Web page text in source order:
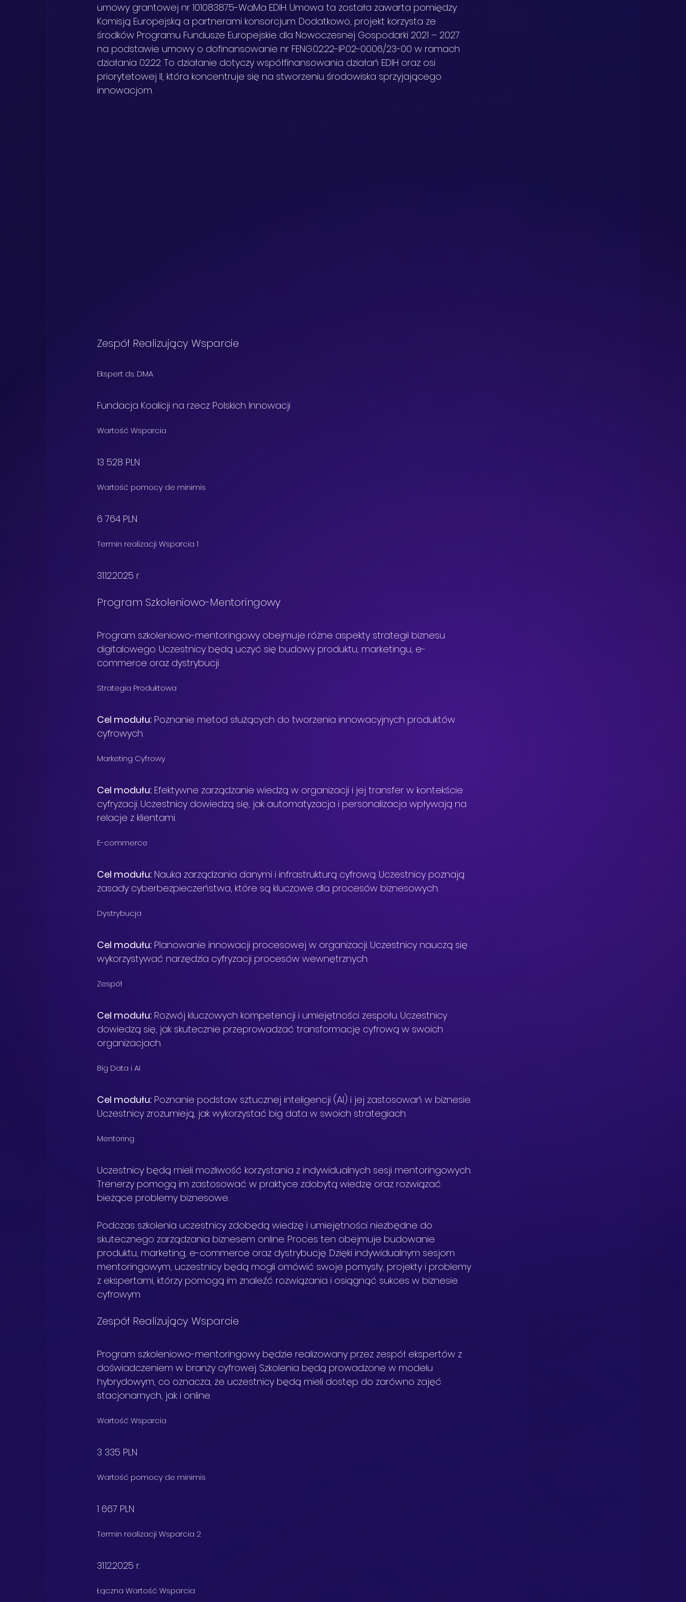
umowy grantowej nr 101083875-WaMa EDIH. Umowa ta została zawarta pomiędzy
Komisją Europejską a partnerami konsorcjum. Dodatkowo, projekt korzysta ze
środków Programu Fundusze Europejskie dla Nowoczesnej Gospodarki 2021 – 2027
na podstawie umowy o dofinansowanie nr FENG.02.22-IP.02-0006/23-00 w ramach
działania 02.22. To działanie dotyczy współfinansowania działań EDIH oraz osi
priorytetowej II, która koncentruje się na stworzeniu środowiska sprzyjającego
innowacjom.
Zespół Realizujący Wsparcie
Ekspert ds. DMA
Fundacja Koalicji na rzecz Polskich Innowacji
Wartość Wsparcia
13 528 PLN
Wartość pomocy de minimis
6 764 PLN
Termin realizacji Wsparcia 1
31.12.2025 r.
Program Szkoleniowo-Mentoringowy
Program szkoleniowo-mentoringowy obejmuje różne aspekty strategii biznesu
digitalowego. Uczestnicy będą uczyć się budowy produktu, marketingu, e-
commerce oraz dystrybucji.
Strategia Produktowa
Cel modułu: Poznanie metod służących do tworzenia innowacyjnych produktów
cyfrowych.
Marketing Cyfrowy
Cel modułu: Efektywne zarządzanie wiedzą w organizacji i jej transfer w kontekście
cyfryzacji. Uczestnicy dowiedzą się, jak automatyzacja i personalizacja wpływają na
relacje z klientami.
E-commerce
Cel modułu: Nauka zarządzania danymi i infrastrukturą cyfrową. Uczestnicy poznają
zasady cyberbezpieczeństwa, które są kluczowe dla procesów biznesowych.
Dystrybucja
Cel modułu: Planowanie innowacji procesowej w organizacji. Uczestnicy nauczą się
wykorzystywać narzędzia cyfryzacji procesów wewnętrznych.
Zespół
Cel modułu: Rozwój kluczowych kompetencji i umiejętności zespołu. Uczestnicy
dowiedzą się, jak skutecznie przeprowadzać transformację cyfrową w swoich
organizacjach.
Big Data i AI
Cel modułu: Poznanie podstaw sztucznej inteligencji (AI) i jej zastosowań w biznesie.
Uczestnicy zrozumieją, jak wykorzystać big data w swoich strategiach.
Mentoring
Uczestnicy będą mieli możliwość korzystania z indywidualnych sesji mentoringowych.
Trenerzy pomogą im zastosować w praktyce zdobytą wiedzę oraz rozwiązać
bieżące problemy biznesowe.
Podczas szkolenia uczestnicy zdobędą wiedzę i umiejętności niezbędne do
skutecznego zarządzania biznesem online. Proces ten obejmuje budowanie
produktu, marketing, e-commerce oraz dystrybucję. Dzięki indywidualnym sesjom
mentoringowym, uczestnicy będą mogli omówić swoje pomysły, projekty i problemy
z ekspertami, którzy pomogą im znaleźć rozwiązania i osiągnąć sukces w biznesie
cyfrowym.
Zespół Realizujący Wsparcie
Program szkoleniowo-mentoringowy będzie realizowany przez zespół ekspertów z
doświadczeniem w branży cyfrowej. Szkolenia będą prowadzone w modelu
hybrydowym, co oznacza, że uczestnicy będą mieli dostęp do zarówno zajęć
stacjonarnych, jak i online.
Wartość Wsparcia
3 335 PLN
Wartość pomocy de minimis
1 667 PLN
Termin realizacji Wsparcia 2
31.12.2025 r.
Łączna Wartość Wsparcia